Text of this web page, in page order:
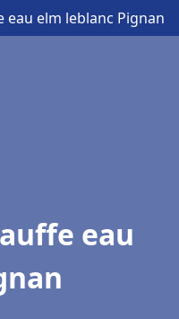
elm leblanc Pignan
eau